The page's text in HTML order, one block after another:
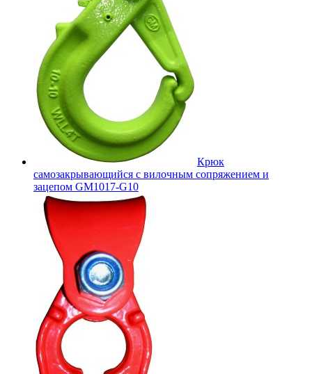
Крюк
самозакрывающийся с вилочным сопряжением и
зацепом GM1017-G10